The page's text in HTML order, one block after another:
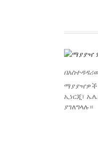
ማያያዣዎች
ኢነርጂ፣
ያገለግላሉ።